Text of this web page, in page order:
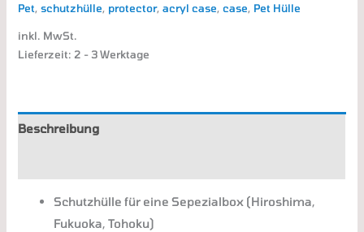
Pet,schutzhülle, protector,acryl case,case, Pet Hülle
inkl. MwSt.
Lieferzeit: 2 - 3 Werktage
Beschreibung
Schutzhülle für eine Sepezialbox (Hiroshima,
Fukuoka, Tohoku)